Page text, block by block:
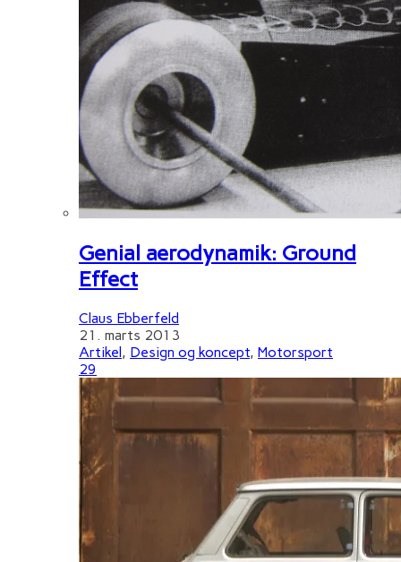
Genial aerodynamik: Ground
Effect
Claus Ebberfeld
21. marts 2013
Artikel, Design og koncept, Motorsport
29